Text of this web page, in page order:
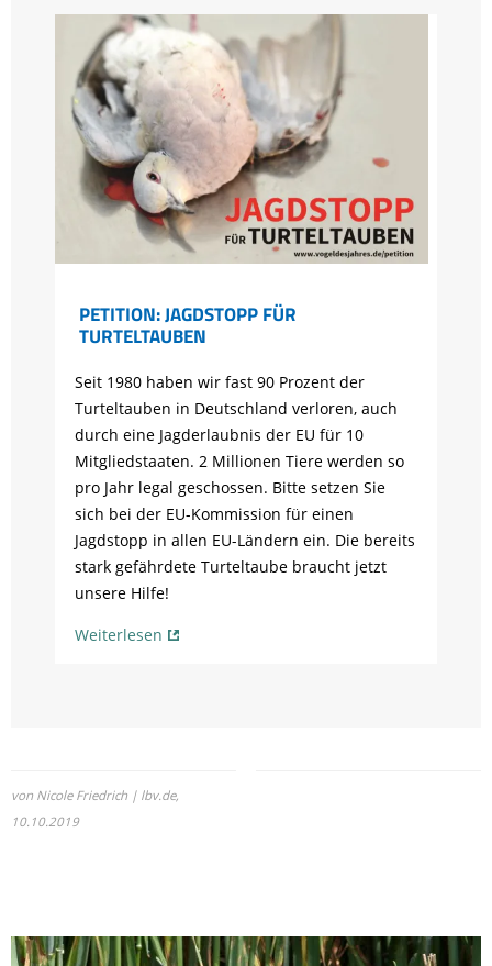
PETITION: JAGDSTOPP FÜR
TURTELTAUBEN
Seit 1980 haben wir fast 90 Prozent der
Turteltauben in Deutschland verloren, auch
durch eine Jagderlaubnis der EU für 10
Mitgliedstaaten. 2 Millionen Tiere werden so
pro Jahr legal geschossen. Bitte setzen Sie
sich bei der EU-Kommission für einen
Jagdstopp in allen EU-Ländern ein. Die bereits
stark gefährdete Turteltaube braucht jetzt
unsere Hilfe!
Weiterlesen
von Nicole Friedrich | lbv.de,
10.10.2019